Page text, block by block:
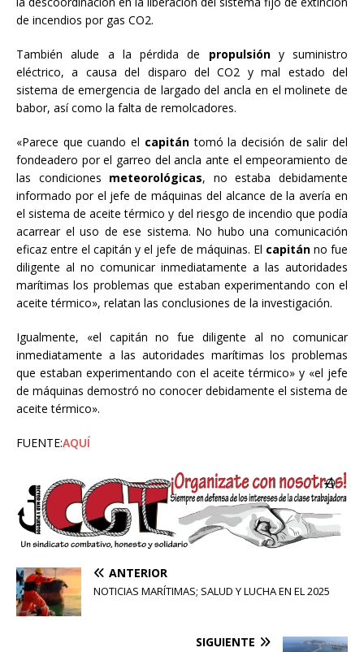
de incendios por gas CO2.
También alude a la pérdida de propulsión y suministro
eléctrico, a causa del disparo del CO2 y mal estado del
sistema de emergencia de largado del ancla en el molinete de
babor, así como la falta de remolcadores.
«Parece que cuando el capitántomó la decisión de salir del
fondeadero por el garreo del ancla ante el empeoramiento de
las condiciones meteorológicas, no estaba debidamente
informado por el jefe de máquinas del alcance de la avería en
el sistema de aceite térmico y del riesgo de incendio que podía
acarrear el uso de ese sistema. No hubo una comunicación
eficaz entre el capitán y el jefe de máquinas. El capitán no fue
diligente al no comunicar inmediatamente a las autoridades
marítimas los problemas que estaban experimentando con el
aceite térmico», relatan las conclusiones de la investigación.
Igualmente, «el capitán no fue diligente al no comunicar
inmediatamente a las autoridades marítimas los problemas
que estaban experimentando con el aceite térmico» y «el jefe
de máquinas demostró no conocer debidamente el sistema de
aceite térmico».
FUENTE:AQUÍ
ANTERIOR
NOTICIAS MARÍTIMAS; SALUD Y LUCHA EN EL 2025
SIGUIENTE